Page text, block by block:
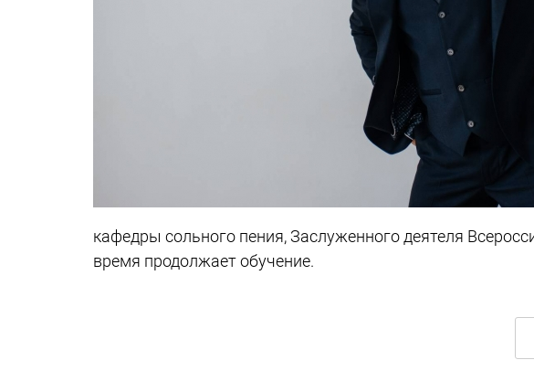
кафедры сольного пения, Заслуженного деятеля
время продолжает обучение.
- Лауреат I Международного конкурса вокального
- Лауреат II Международного конкурса исполнителей